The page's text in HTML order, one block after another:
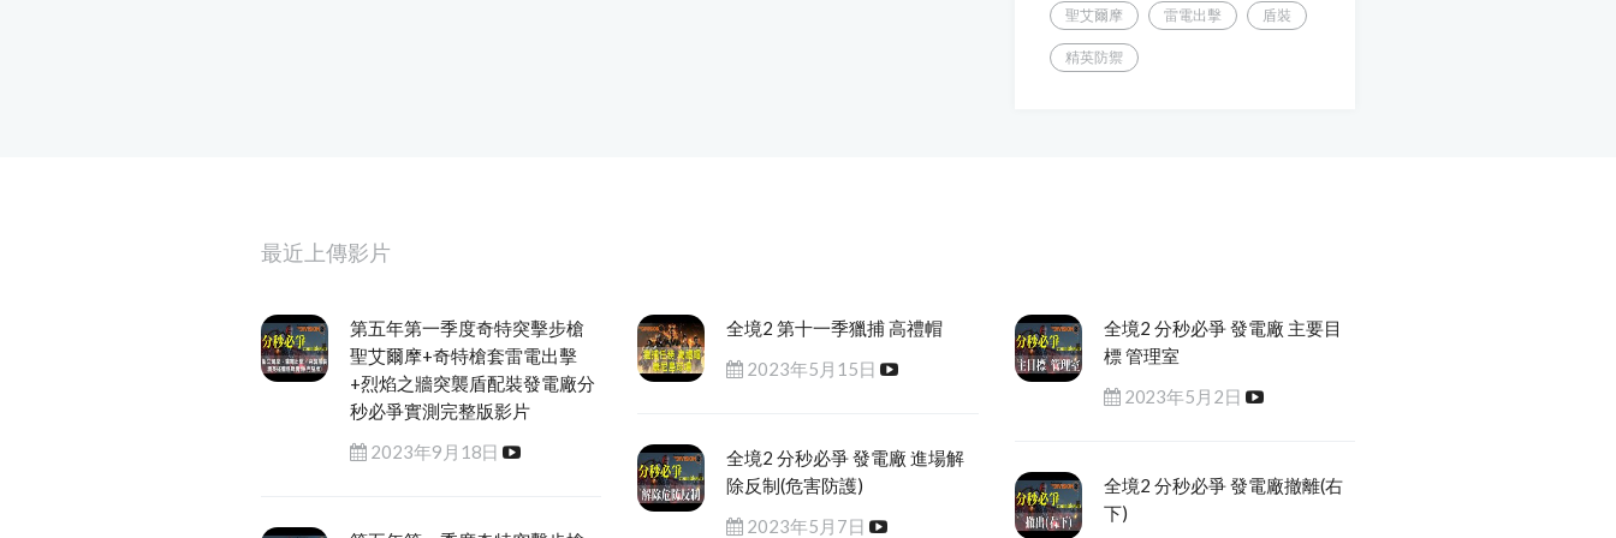
聖艾爾摩 雷電出擊 盾裝
精英防禦
最近上傳影片
第五年第一季度奇特突擊步槍
聖艾爾摩+奇特槍套雷電出擊
+烈焰之牆突襲盾配裝發電廠分
秒必爭實測完整版影片
2023年9月18日
全境2 第十一季獵捕 高禮帽
2023年5月15日
全境2 分秒必爭 發電廠 進場解
除反制(危害防護)
2023年5月7日
全境2 分秒必爭 發電廠 主要目
標 管理室
2023年5月2日
全境2 分秒必爭 發電廠撤離(右
下)